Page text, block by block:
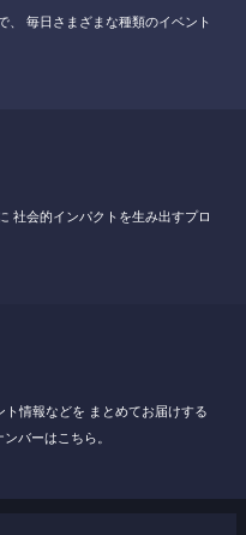
、
毎日さまざまな種類のイベント
社会的インパクトを生み出すプロ
ト情報などを まとめてお届けする
バーはこちら。